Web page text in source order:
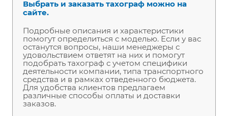
Выбрать и заказать тахограф можно на
сайте.
Подробные описания и характеристики
помогут определиться с моделью. Если у вас
останутся вопросы, наши менеджеры с
удовольствием ответят на них и помогут
подобрать тахограф с учетом специфики
деятельности компании, типа транспортного
средства и в рамках отведенного бюджета.
Для удобства клиентов предлагаем
различные способы оплаты и доставки
заказов.